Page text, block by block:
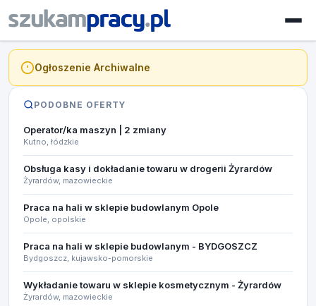
Ogłoszenie Archiwalne
PODOBNE OFERTY
Operator/ka maszyn | 2 zmiany
Kutno, łódzkie
Obsługa kasy i dokładanie towaru w drogerii Żyrardów
Żyrardów, mazowieckie
Praca na hali w sklepie budowlanym Opole
Opole, opolskie
Praca na hali w sklepie budowlanym - BYDGOSZCZ
Bydgoszcz, kujawsko-pomorskie
Wykładanie towaru w sklepie kosmetycznym - Żyrardów
Żyrardów, mazowieckie